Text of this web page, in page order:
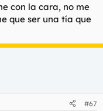
con la cara, no me
que ser una tía que
#67